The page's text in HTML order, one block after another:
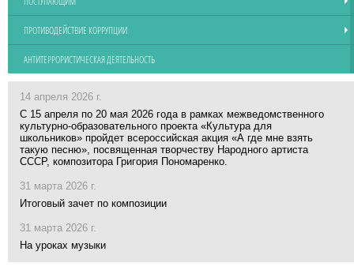
ПРОТИВОДЕЙСТВИЕ КОРРУПЦИИ
АНТИТЕРРОРИСТИЧЕСКАЯ ДЕЯТЕЛЬНОСТЬ
14 апреля 2026 г.
С 15 апреля по 20 мая 2026 года в рамках межведомственного
культурно-образовательного проекта «Культура для
школьников» пройдет всероссийская акция «А где мне взять
такую песню», посвященная творчеству Народного артиста
СССР, композитора Григория Пономаренко.
31 марта 2026 г.
Итоговый зачет по композиции
31 марта 2026 г.
На уроках музыки